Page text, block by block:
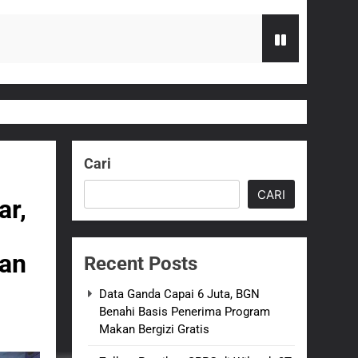
ASI adalah Investasi Peradaban dan
Korban Kebakaran KMP Mutiara
Cari
CARI
Recent Posts
Data Ganda Capai 6 Juta, BGN
Benahi Basis Penerima Program
Makan Bergizi Gratis